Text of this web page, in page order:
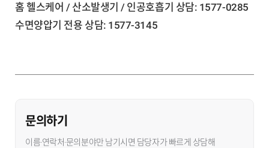
홈 헬스케어 / 산소발생기 / 인공호흡기 상담: 1577-0285
수면양압기 전용 상담: 1577-3145
문의하기
이름·연락처·문의분야만 남기시면 담당자가 빠르게 상담해